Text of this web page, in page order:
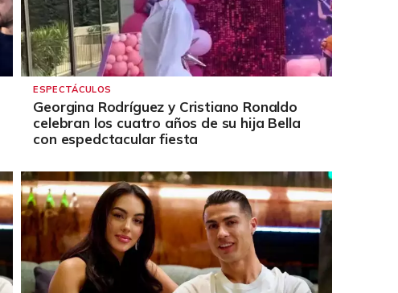
ESPECTÁCULOS
Georgina Rodríguez y Cristiano Ronaldo
celebran los cuatro años de su hija Bella
con espedctacular fiesta